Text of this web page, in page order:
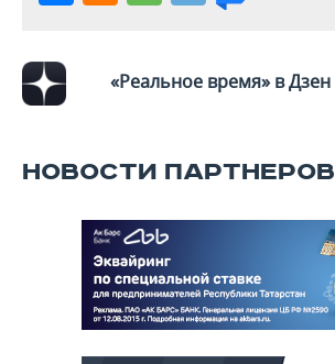
«Реальное время» в Дзен
НОВОСТИ ПАРТНЕРОВ